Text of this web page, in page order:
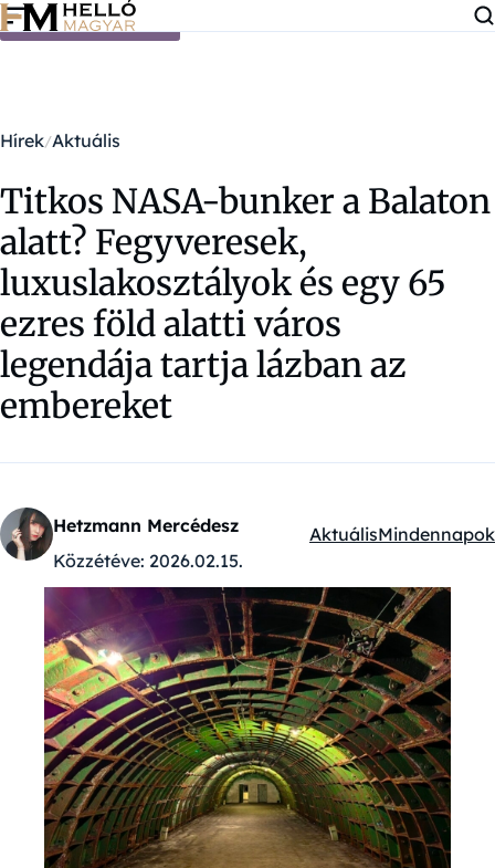
Ugrás a tartalomra
Hírek Aktuális
Titkos NASA-bunker a Balaton
alatt? Fegyveresek,
luxuslakosztályok és egy 65
ezres föld alatti város
legendája tartja lázban az
embereket
Hetzmann Mercédesz
Közzétéve: 2026.02.15.
Kategóriák:
AktuálisMindennapok